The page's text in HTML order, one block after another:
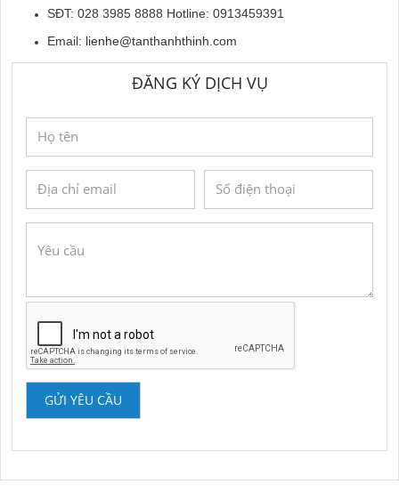
SĐT: 028 3985 8888 Hotline: 0913459391
Email: lienhe@tanthanhthinh.com
ĐĂNG KÝ DỊCH VỤ
GỬI YÊU CẦU